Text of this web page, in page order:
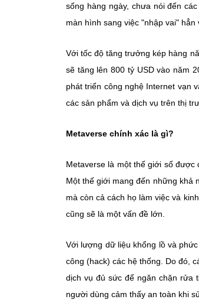
sống hàng ngày, chưa nói đến
màn hình sang việc "nhập vai" hẳn
Với tốc độ tăng trưởng kép hàng
sẽ tăng lên 800 tỷ USD vào năm
phát triển công nghệ Internet vạn
các sản phẩm và dịch vụ trên thị
Metaverse chính xác là gì?
Metaverse là một thế giới số
Một thế giới mang đến những khả
mà còn cả cách họ làm việc và
cũng sẽ là một vấn đề lớn.
Với lượng dữ liệu khổng lồ và
công (hack) các hệ thống. Do đó,
dịch vụ đủ sức để ngăn chặn rửa
người dùng cảm thấy an toàn khi